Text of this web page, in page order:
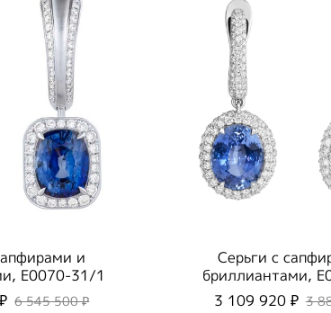
и
E0070-31/1
6 545 500 ₽
Серьги с
бриллиантами,
3 109 920 ₽ 3